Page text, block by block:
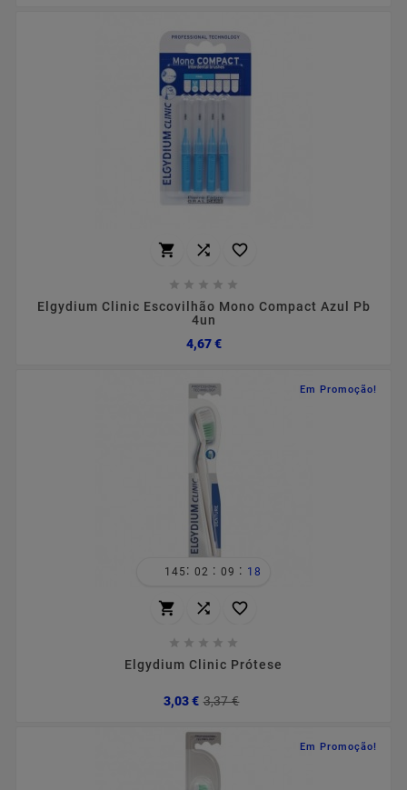
  
    
Elgydium Clinic Escovilhão Mono Compact Azul Pb
4un
4,67 €Preço
Em Promoção!
145 : 02 : 09 : 18
  
    
Elgydium Clinic Prótese
3,03 € 3,37 €
Em Promoção!